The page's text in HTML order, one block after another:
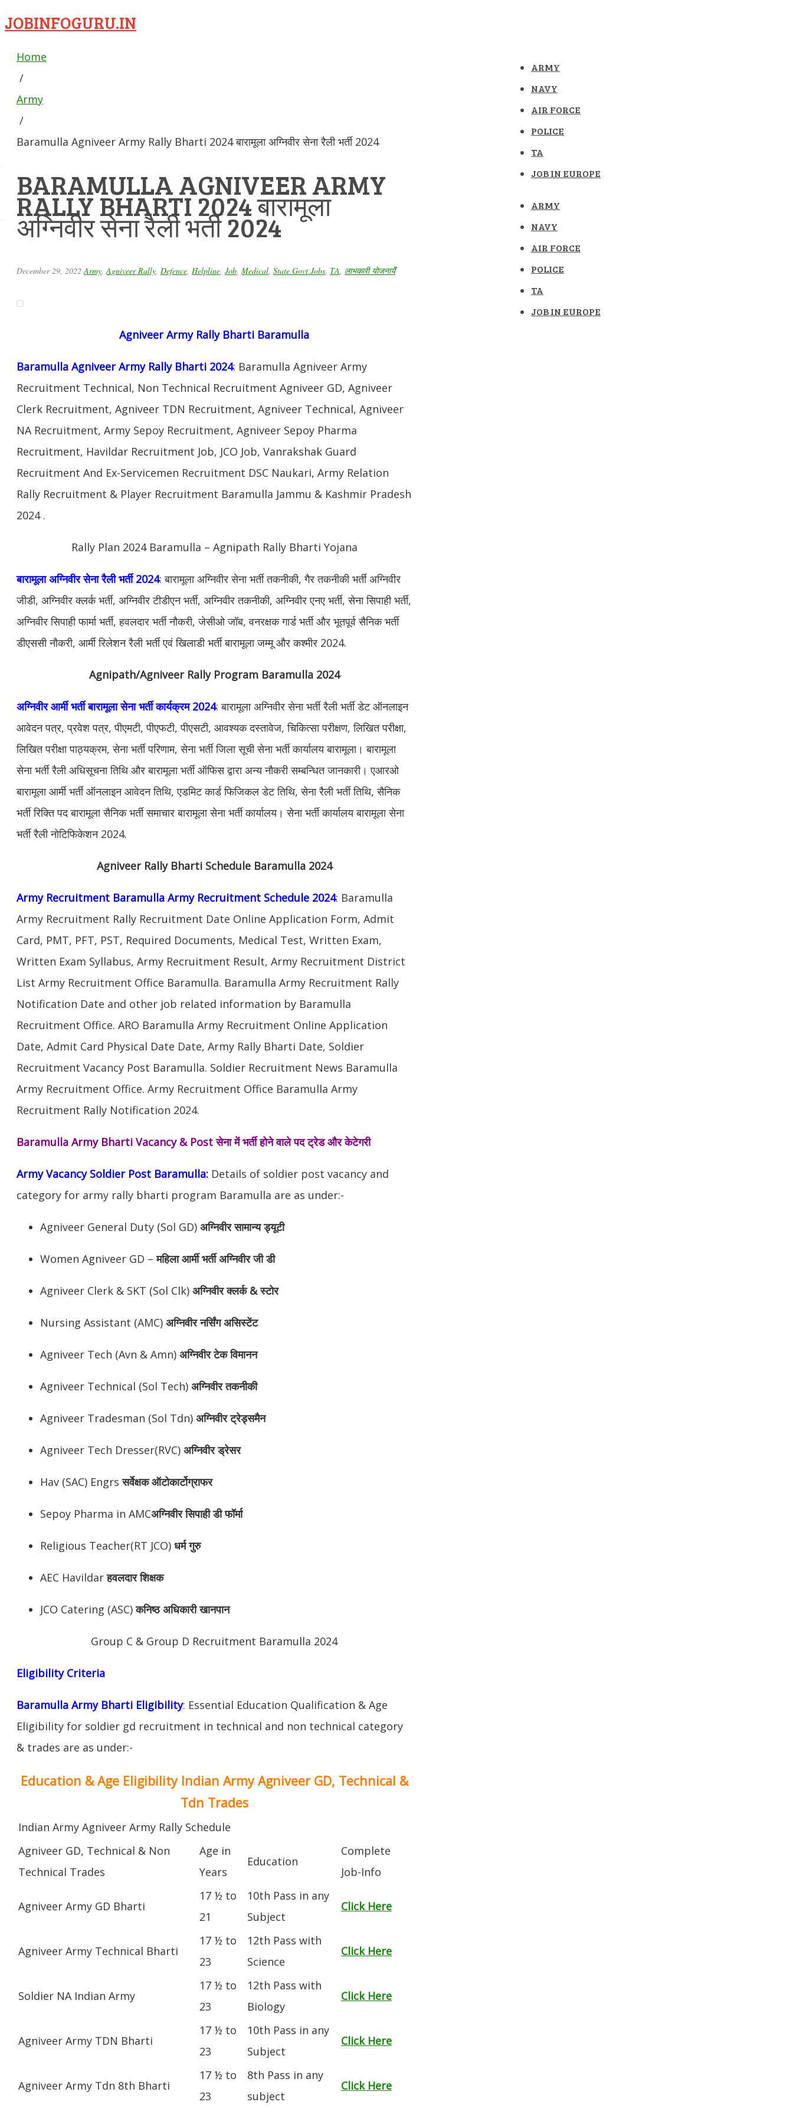
JOBINFOGURU.IN
ARMY
NAVY
AIR FORCE
POLICE
TA
JOB IN EUROPE
ARMY
NAVY
AIR FORCE
POLICE
TA
JOB IN EUROPE
Home
/
Army
/
Baramulla Agniveer Army Rally Bharti 2024 बारामूला अग्निवीर सेना रैली भर्ती 2024
BARAMULLA AGNIVEER ARMY
RALLY BHARTI 2024 बारामूला
अग्निवीर सेना रैली भर्ती 2024
December 29, 2022 Army Agniveer Rally Defence Helpline Job Medical State Govt Jobs TA लाभकारी योजनायेँ
Agniveer Army Rally Bharti Baramulla
Baramulla Agniveer Army Rally Bharti 2024: Baramulla Agniveer Army
Recruitment Technical, Non Technical Recruitment Agniveer GD, Agniveer
Clerk Recruitment, Agniveer TDN Recruitment, Agniveer Technical, Agniveer
NA Recruitment, Army Sepoy Recruitment, Agniveer Sepoy Pharma
Recruitment, Havildar Recruitment Job, JCO Job, Vanrakshak Guard
Recruitment And Ex-Servicemen Recruitment DSC Naukari, Army Relation
Rally Recruitment & Player Recruitment Baramulla Jammu & Kashmir Pradesh
2024 .
Rally Plan 2024 Baramulla – Agnipath Rally Bharti Yojana
बारामूला अग्निवीर सेना रैली भर्ती 2024: बारामूला अग्निवीर सेना भर्ती तकनीकी, गैर तकनीकी भर्ती अग्निवीर
जीडी, अग्निवीर क्लर्क भर्ती, अग्निवीर टीडीएन भर्ती, अग्निवीर तकनीकी, अग्निवीर एनए भर्ती, सेना सिपाही भर्ती,
अग्निवीर सिपाही फार्मा भर्ती, हवलदार भर्ती नौकरी, जेसीओ जॉब, वनरक्षक गार्ड भर्ती और भूतपूर्व सैनिक भर्ती
डीएससी नौकरी, आर्मी रिलेशन रैली भर्ती एवं खिलाडी भर्ती बारामूला जम्मू और कश्मीर 2024.
Agnipath/Agniveer Rally Program Baramulla 2024
अग्निवीर आर्मी भर्ती बारामूला सेना भर्ती कार्यक्रम 2024: बारामूला अग्निवीर सेना भर्ती रैली भर्ती डेट ऑनलाइन
आवेदन पत्र, प्रवेश पत्र, पीएमटी, पीएफटी, पीएसटी, आवश्यक दस्तावेज, चिकित्सा परीक्षण, लिखित परीक्षा,
लिखित परीक्षा पाठ्यक्रम, सेना भर्ती परिणाम, सेना भर्ती जिला सूची सेना भर्ती कार्यालय बारामूला। बारामूला
सेना भर्ती रैली अधिसूचना तिथि और बारामूला भर्ती ऑफिस द्वारा अन्य नौकरी सम्बन्धित जानकारी। एआरओ
बारामूला आर्मी भर्ती ऑनलाइन आवेदन तिथि, एडमिट कार्ड फिजिकल डेट तिथि, सेना रैली भर्ती तिथि, सैनिक
भर्ती रिक्ति पद बारामूला सैनिक भर्ती समाचार बारामूला सेना भर्ती कार्यालय। सेना भर्ती कार्यालय बारामूला सेना
भर्ती रैली नोटिफिकेशन 2024.
Agniveer Rally Bharti Schedule Baramulla 2024
Army Recruitment Baramulla Army Recruitment Schedule 2024: Baramulla
Army Recruitment Rally Recruitment Date Online Application Form, Admit
Card, PMT, PFT, PST, Required Documents, Medical Test, Written Exam,
Written Exam Syllabus, Army Recruitment Result, Army Recruitment District
List Army Recruitment Office Baramulla. Baramulla Army Recruitment Rally
Notification Date and other job related information by Baramulla
Recruitment Office. ARO Baramulla Army Recruitment Online Application
Date, Admit Card Physical Date Date, Army Rally Bharti Date, Soldier
Recruitment Vacancy Post Baramulla. Soldier Recruitment News Baramulla
Army Recruitment Office. Army Recruitment Office Baramulla Army
Recruitment Rally Notification 2024.
Baramulla Army Bharti Vacancy & Postसेना में भर्ती होने वाले पद ट्रेड और केटेगरी
Army Vacancy Soldier Post Baramulla: Details of soldier post vacancy and
category for army rally bharti program Baramulla are as under:-
Agniveer General Duty (Sol GD) अग्निवीर सामान्य ड्यूटी
Women Agniveer GD –महिला आर्मी भर्ती अग्निवीर जी डी
Agniveer Clerk & SKT (Sol Clk) अग्निवीरक्लर्क & स्टोर
Nursing Assistant (AMC) अग्निवीरनर्सिंग असिस्टेंट
Agniveer Tech (Avn & Amn) अग्निवीरटेक विमानन
Agniveer Technical (Sol Tech) अग्निवीरतकनीकी
Agniveer Tradesman (Sol Tdn) अग्निवीरट्रेड्समैन
Agniveer Tech Dresser(RVC) अग्निवीरड्रेसर
Hav (SAC) Engrsसर्वेक्षक ऑटोकार्टोग्राफर
Sepoy Pharma in AMCअग्निवीर सिपाही डी फॉर्मा
Religious Teacher(RT JCO) धर्म गुरु
AEC Havildarहवलदार शिक्षक
JCO Catering (ASC)कनिष्ठ अधिकारी खानपान
Group C & Group D Recruitment Baramulla 2024
Eligibility Criteria
Baramulla Army Bharti Eligibility: Essential Education Qualification & Age
Eligibility for soldier gd recruitment in technical and non technical category
& trades are as under:-
Education & Age Eligibility Indian Army Agniveer GD, Technical &
Tdn Trades
Indian Army Agniveer Army Rally Schedule
Agniveer GD, Technical & Non
Technical Trades
Age in
Years
Education
Complete
Job-Info
Agniveer Army GD Bharti
17 ½ to
21
10th Pass in any
Subject
Click Here
Agniveer Army Technical Bharti
17 ½ to
23
12th Pass with
Science
Click Here
Soldier NA Indian Army
17 ½ to
23
12th Pass with
Biology
Click Here
Agniveer Army TDN Bharti
17 ½ to
23
10th Pass in any
Subject
Click Here
Agniveer Army Tdn 8th Bharti
17 ½ to
23
8th Pass in any
subject
Click Here